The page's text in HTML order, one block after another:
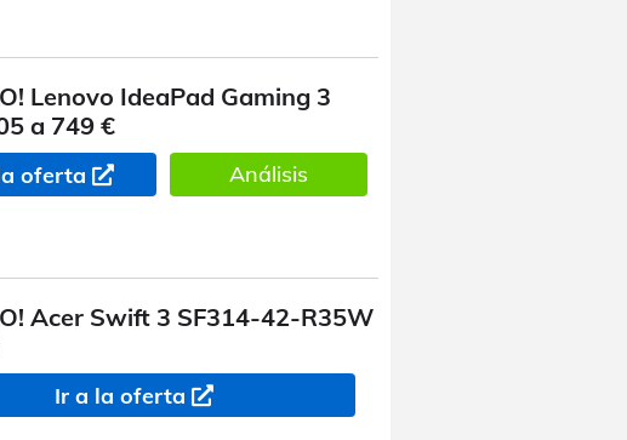
Lenovo IdeaPad Gaming 3
a 749 €
oferta Análisis
Acer Swift 3 SF314-42-R35W
Ir a la oferta